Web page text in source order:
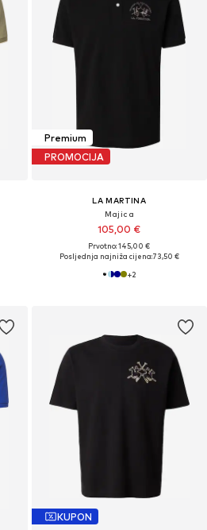
Premium
PROMOCIJA
LA MARTINA
Majica
105,00 €
Prvotno: 145,00 €
Posljednja najniža cijena:73,50 €
+2
KUPON